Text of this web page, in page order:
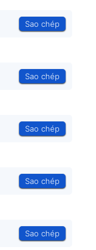
Sao chép
Sao chép
Sao chép
Sao chép
Sao chép